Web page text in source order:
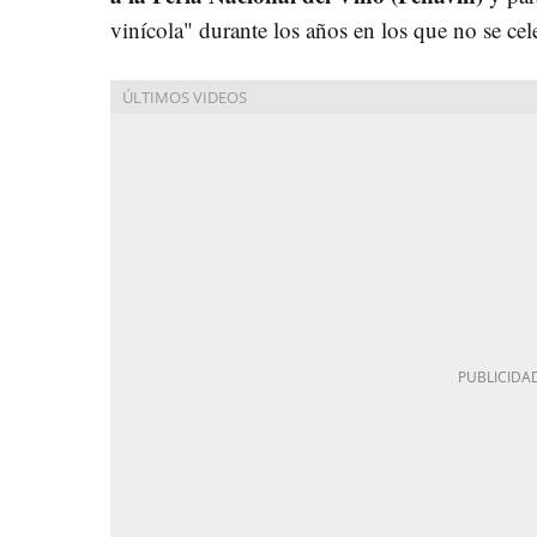
vinícola" durante los años en los que no se